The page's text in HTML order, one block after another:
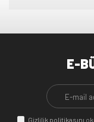
E-
Gizlilik politikasını